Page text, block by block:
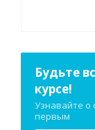
Будьте
курсе!
Узнавайте о
первым